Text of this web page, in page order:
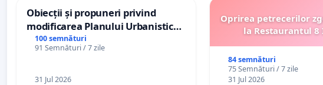
Obiecții și propuneri privind
modificarea Planului Urbanistic
General al orașului Ialoveni
100 semnături
91 Semnături / 7 zile
31 Jul 2026
Oprirea petrecerilor
la Restaurantul
84 semnături
75 Semnături / 7 zile
31 Jul 2026